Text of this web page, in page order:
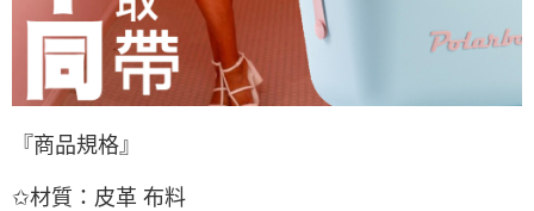
『商品規格』
✩材質：皮革 布料